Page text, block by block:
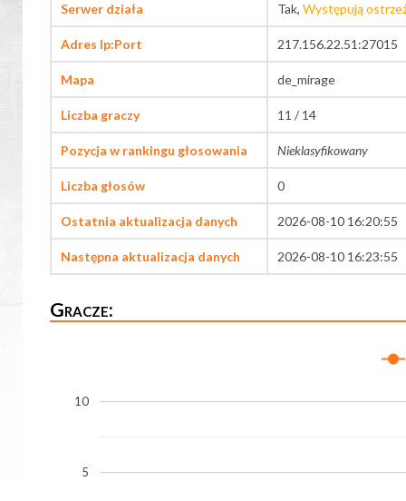
Serwer działa Tak, Występują
Adres Ip:Port 217.156.22.51:27015
Mapa de_mirage
Liczba graczy 11 / 14
Pozycja w rankingu głosowania Nieklasyfikowany
Liczba głosów 0
Ostatnia aktualizacja danych 2026-08-10 16:20:55
Następna aktualizacja danych 2026-08-10 16:23:55
Gracze:
5
10